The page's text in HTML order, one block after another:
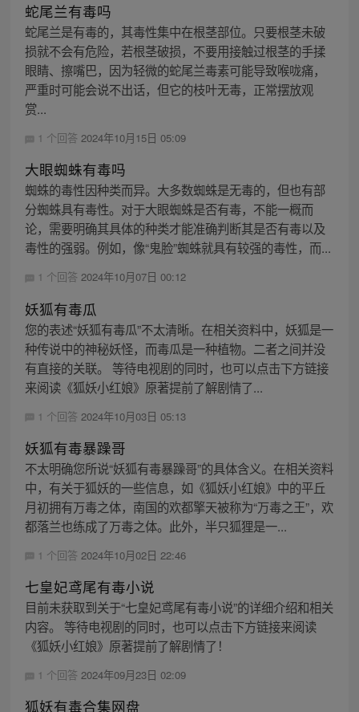
蛇尾兰有毒吗
蛇尾兰是有毒的，其毒性集中在根茎部位。只要根茎未破
损就不会有危险，若根茎破损，不要用接触过根茎的手揉
眼睛、擦嘴巴，因为轻微的蛇尾兰毒素可能导致喉咙痛，
严重时可能会说不出话，但它的枝叶无毒，正常摆放观
赏...
1 个回答 2024年10月15日 05:09
大眼蜘蛛有毒吗
蜘蛛的毒性因种类而异。大多数蜘蛛是无毒的，但也有部
分蜘蛛具有毒性。对于大眼蜘蛛是否有毒，不能一概而
论，需要明确其具体的种类才能准确判断其是否有毒以及
毒性的强弱。例如，像“鬼脸”蜘蛛就具有较强的毒性，而...
1 个回答 2024年10月07日 00:12
妖狐有毒瓜
您的表述“妖狐有毒瓜”不太清晰。在相关资料中，妖狐是一
种传说中的神秘妖怪，而毒瓜是一种植物。二者之间并没
有直接的关联。 等待电视剧的同时，也可以点击下方链接
来阅读《狐妖小红娘》原著提前了解剧情了...
1 个回答 2024年10月03日 05:13
妖狐有毒暴躁哥
不太明确您所说“妖狐有毒暴躁哥”的具体含义。在相关资料
中，有关于狐妖的一些信息，如《狐妖小红娘》中的平丘
月初拥有万毒之体，南国的欢都擎天被称为“万毒之王”，欢
都落兰也练成了万毒之体。此外，半只狐狸是一...
1 个回答 2024年10月02日 22:46
七皇妃鸢尾有毒小说
目前未获取到关于“七皇妃鸢尾有毒小说”的详细介绍和相关
内容。 等待电视剧的同时，也可以点击下方链接来阅读
《狐妖小红娘》原著提前了解剧情了！
1 个回答 2024年09月23日 02:09
狐妖有毒合集网盘